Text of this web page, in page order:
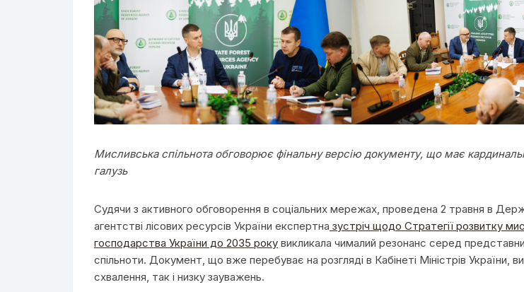
Мисливська спільнота обговорює фінальну версію документу, що має
галузь
Судячи з активного обговорення в соціальних мережах, проведена 2 травня в
агентстві лісових ресурсів України експертна зустріч щодо Стратегії розвитку
господарства України до 2035 року викликала чималий резонанс серед
спільноти. Документ, що вже перебуває на розгляді в Кабінеті Міністрів України,
схвалення, так і низку зауважень.